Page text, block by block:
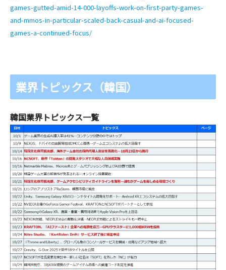
games-gutted-amid-14-000-layoffs-work-on-first-party-games-
and-mmos-in-particular-scaled-back-casual-and-ai-focused-
games-a-continued-focus/
業界トピックス（韓国）
韓国業界トピックス一覧